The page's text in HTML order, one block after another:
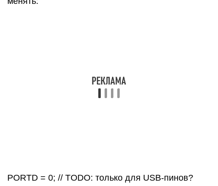
PORTD = 0; // TODO: только для USB-пинов?